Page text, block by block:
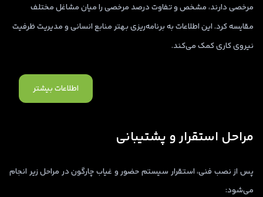
اطلاعات بیشتر
اطلاعات بیشتر
مرخصی دارند، مشخص و تفاوت درصد مرخصی را میان مشاغل مختلف
مقایسه کرد. این اطلاعات به برنامه‌ریزی بهتر منابع انسانی و مدیریت ظرفیت
نیروی کاری کمک می‌کند.
اطلاعات بیشتر
مراحل استقرار و پشتیبانی
پس از نصب فنی، استقرار سیستم حضور و غیاب چارگون در مراحل زیر انجام
می‌شود: